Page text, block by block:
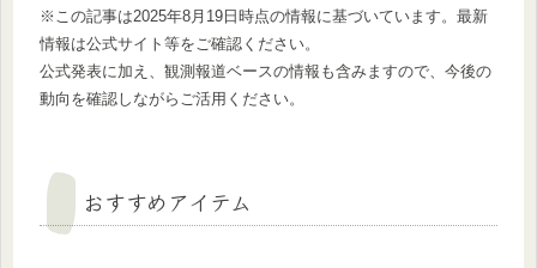
※この記事は2025年8月19日時点の情報に基づいています。最新
情報は公式サイト等をご確認ください。
公式発表に加え、観測報道ベースの情報も含みますので、今後の
動向を確認しながらご活用ください。
おすすめアイテム